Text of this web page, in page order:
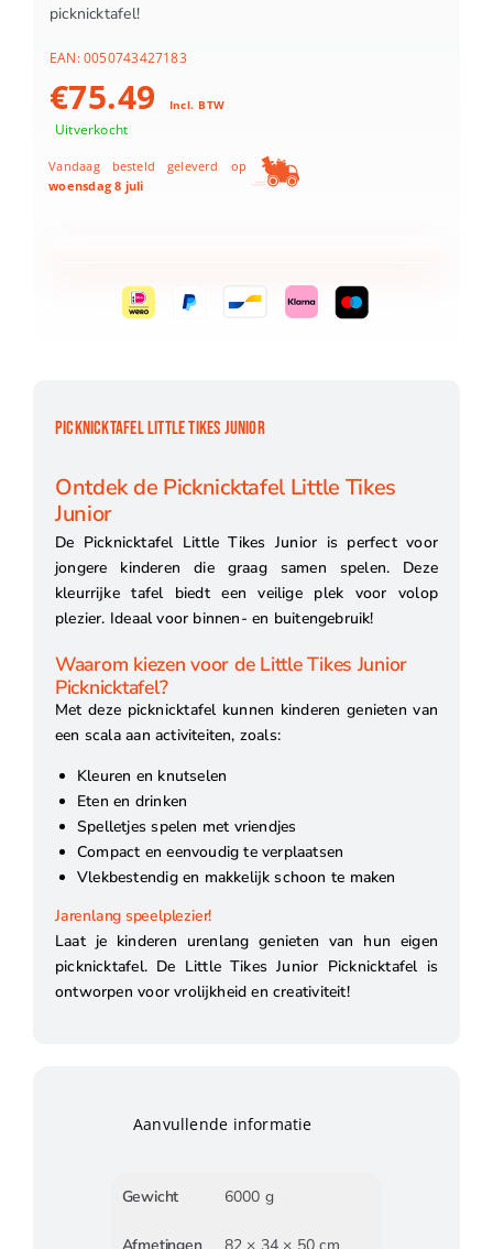
picknicktafel!
EAN:0050743427183
€75.49 Incl. BTW
Uitverkocht
Vandaag besteld geleverd op
woensdag 8 juli
PICKNICKTAFEL LITTLE TIKES JUNIOR
Ontdek de Picknicktafel Little Tikes
Junior
De Picknicktafel Little Tikes Junior is perfect voor
jongere kinderen die graag samen spelen. Deze
kleurrijke tafel biedt een veilige plek voor volop
plezier. Ideaal voor binnen- en buitengebruik!
Waarom kiezen voor de Little Tikes Junior
Picknicktafel?
Met deze picknicktafel kunnen kinderen genieten van
een scala aan activiteiten, zoals:
Kleuren en knutselen
Eten en drinken
Spelletjes spelen met vriendjes
Compact en eenvoudig te verplaatsen
Vlekbestendig en makkelijk schoon te maken
Jarenlang speelplezier!
Laat je kinderen urenlang genieten van hun eigen
picknicktafel. De Little Tikes Junior Picknicktafel is
ontworpen voor vrolijkheid en creativiteit!
Aanvullende informatie
Gewicht 6000 g